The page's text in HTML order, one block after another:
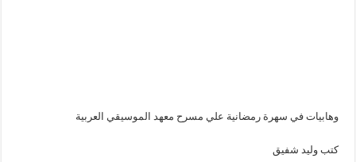
وهابيات في سهرة رمضانية علي مسرح معهد الموسيقي العربية
كتب وليد شفيق